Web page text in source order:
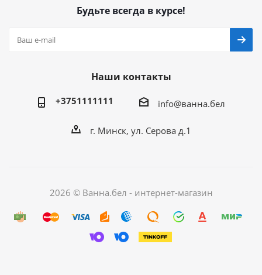
Будьте всегда в курсе!
Наши контакты
+3751111111 info@ванна.бел
г. Минск, ул. Серова д.1
2026 © Ванна.бел - интернет-магазин